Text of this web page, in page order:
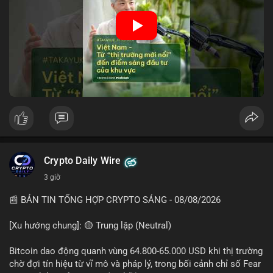
• Khuyến nghị: giữ cẩn thận, tránh short, tập trung vào
stablecoin, theo dõi US legislation.
📊 Nguồn: Radar Tâm Lý Thị Trường
🎥 Xem video trực tiếp tại:
Nguồn: VIETSUCCESS
Crypto Daily Wire
3 giờ
📰 BẢN TIN TỔNG HỢP CRYPTO SÁNG - 08/08/2026
[Xu hướng chung]: 🟡 Trung lập (Neutral)
Bitcoin dao động quanh vùng 64.800-65.000 USD khi thị trường
chờ đợi tín hiệu từ vĩ mô và pháp lý, trong bối cảnh chỉ số Fear